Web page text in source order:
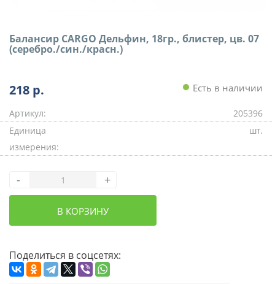
Балансир CARGO Дельфин, 18гр., блистер, цв. 07
(серебро./син./красн.)
218 р. Есть в наличии
Артикул:
205396
Единица
измерения:
шт.
- +
В КОРЗИНУ
Поделиться в соцсетях: